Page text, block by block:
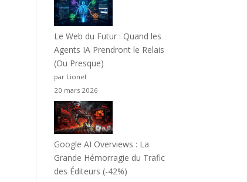
Le Web du Futur : Quand les
Agents IA Prendront le Relais
(Ou Presque)
par Lionel
20 mars 2026
Google AI Overviews : La
Grande Hémorragie du Trafic
des Éditeurs (-42%)